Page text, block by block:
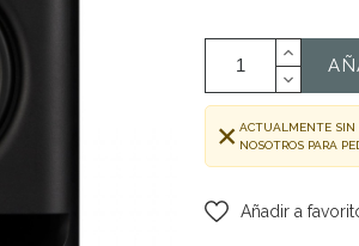
ACTUALMENTE SIN
NOSOTROS PARA
Añadir a